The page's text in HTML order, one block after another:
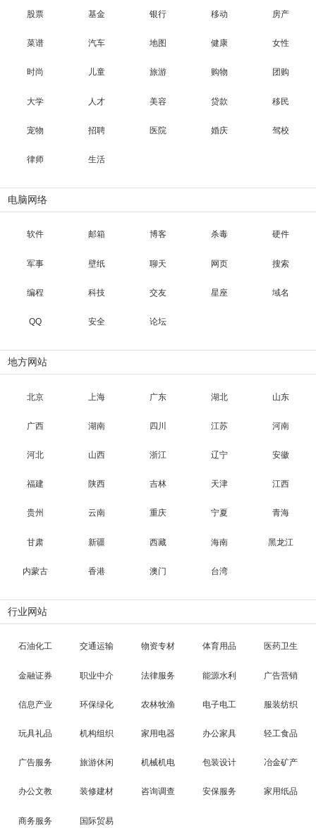
股票 基金 银行 移动 房产
菜谱 汽车 地图 健康 女性
时尚 儿童 旅游 购物 团购
大学 人才 美容 贷款 移民
宠物 招聘 医院 婚庆 驾校
律师 生活
电脑网络
软件 邮箱 博客 杀毒 硬件
军事 壁纸 聊天 网页 搜索
编程 科技 交友 星座 域名
QQ 安全 论坛
地方网站
北京 上海 广东 湖北 山东
广西 湖南 四川 江苏 河南
河北 山西 浙江 辽宁 安徽
福建 陕西 吉林 天津 江西
贵州 云南 重庆 宁夏 青海
甘肃 新疆 西藏 海南 黑龙江
内蒙古 香港 澳门 台湾
行业网站
石油化工 交通运输 物资专材 体育用品 医药卫生
金融证券 职业中介 法律服务 能源水利 广告营销
信息产业 环保绿化 农林牧渔 电子电工 服装纺织
玩具礼品 机构组织 家用电器 办公家具 轻工食品
广告服务 旅游休闲 机械机电 包装设计 冶金矿产
办公文教 装修建材 咨询调查 安保服务 家用纸品
商务服务 国际贸易